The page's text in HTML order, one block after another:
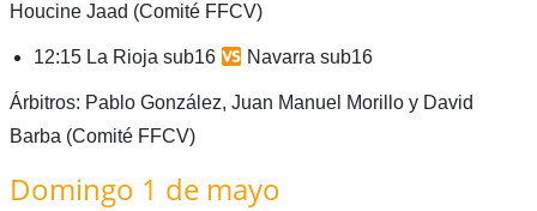
Houcine Jaad (Comité FFCV)
12:15 La Rioja sub16 Navarra sub16
Árbitros: Pablo González, Juan Manuel Morillo y David
Barba (Comité FFCV)
Domingo 1 de mayo